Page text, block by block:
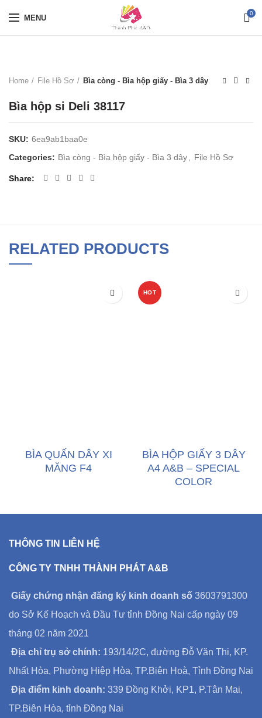
MENU 0
Home File Hồ Sơ Bìa còng - Bìa hộp giấy - Bìa 3 dây
Bìa hộp si Deli 38117
SKU: 6ea9ab1baa0e
Categories: Bìa còng - Bìa hộp giấy - Bìa 3 dây File Hồ Sơ
Share
RELATED PRODUCTS
BÌA QUẤN DÂY XI
MĂNG F4
HOT
BÌA HỘP GIẤY 3 DÂY
A4 A&B – SPECIAL
COLOR
THÔNG TIN LIÊN HỆ
CÔNG TY TNHH THÀNH PHÁT A&B
Giấy chứng nhận đăng ký kinh doanh số 3603791300
do Sở Kế Hoạch và Đầu Tư tỉnh Đồng Nai cấp ngày 09
tháng 02 năm 2021
Địa chỉ trụ sở chính: 193/14/2C, đường Đỗ Văn Thi, KP.
Nhất Hòa, Phường Hiệp Hòa, TP.Biên Hoà, Tỉnh Đồng Nai
Địa điểm kinh doanh: 339 Đồng Khởi, KP1, P.Tân Mai,
TP.Biên Hòa, tỉnh Đồng Nai